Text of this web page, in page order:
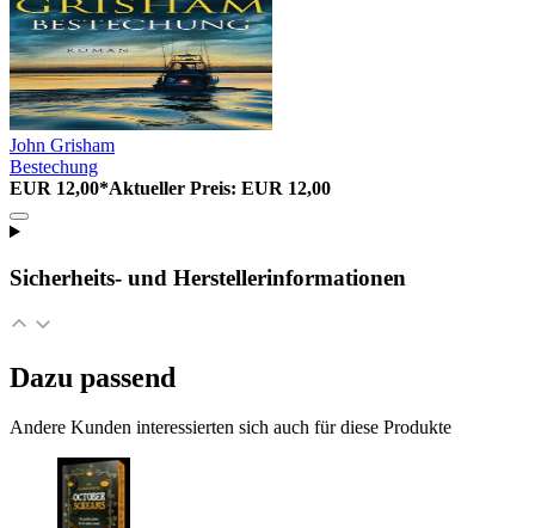
John Grisham
Bestechung
EUR 12,00*Aktueller Preis: EUR 12,00
Sicherheits- und Herstellerinformationen
Dazu passend
Andere Kunden interessierten sich auch für diese Produkte